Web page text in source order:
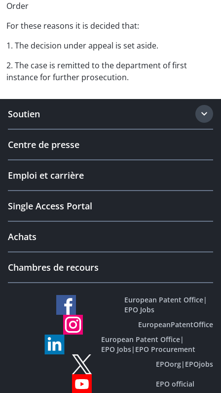
Order
For these reasons it is decided that:
1. The decision under appeal is set aside.
2. The case is remitted to the department of first
instance for further prosecution.
Soutien
Centre de presse
Emploi et carrière
Single Access Portal
Achats
Chambres de recours
European Patent Office|
EPO Jobs
EuropeanPatentOffice
European Patent Office|
EPO Jobs| EPO Procurement
EPOorg| EPOjobs
EPO official